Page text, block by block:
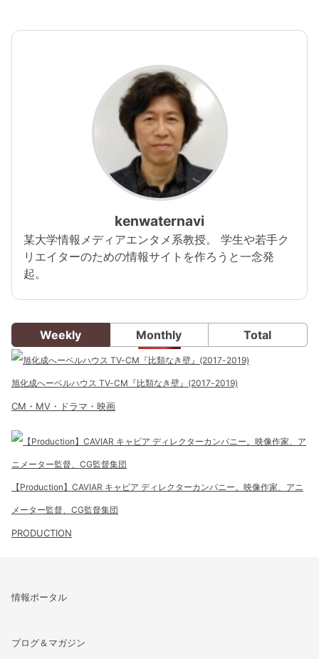
kenwaternavi
某大学情報メディアエンタメ系教授。 学生や若手ク
リエイターのための情報サイトを作ろうと一念発
起。
Weekly Monthly Total
旭化成へーベルハウス TV-CM『比類なき壁』(2017-2019)
CM・MV・ドラマ・映画
【Production】CAVIAR キャビア ディレクターカンパニー。映像作家、アニ
メーター監督、CG監督集団
PRODUCTION
情報ポータル
ブログ＆マガジン